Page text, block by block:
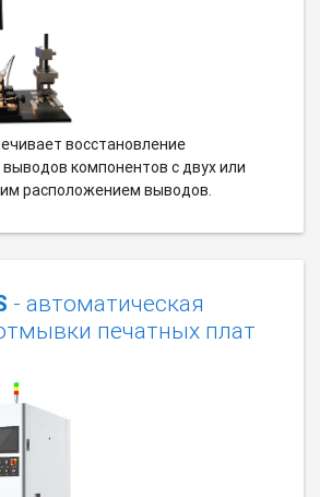
восстановление
компонентов с двух или
расположением выводов.
- автоматическая
печатных плат